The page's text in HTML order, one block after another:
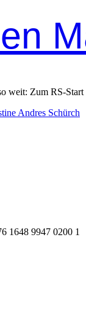
weit: Zum RS-
Andres Schürch
1648 9947 0200 1